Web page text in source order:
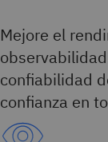
Mejore el
confiabilidad
confianza en